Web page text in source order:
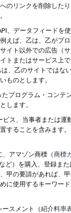
のリンクを削除した
、データフィード
えば、乙は、乙がプ
イト以外での広告（
トまたはサービス上
、乙のサイトでは
ものとします。
プログラム・コン
します。
ス、当事者または
することを含みます
アマゾン商標（商標
ど）を購入、登録ま
甲の要請があれば、
に使用するキーワー
スメント（紹介料率